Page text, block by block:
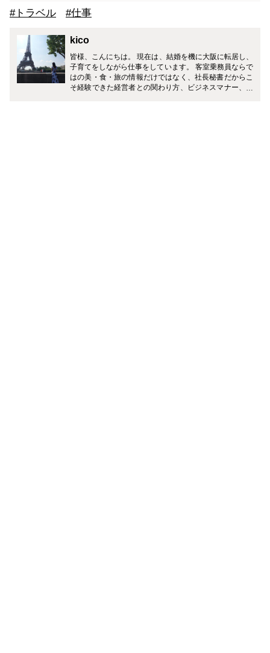
#トラベル #仕事
kico
皆様、こんにちは。 現在は、結婚を機に大阪に転居し、
子育てをしながら仕事をしています。 客室乗務員ならで
はの美・食・旅の情報だけではなく、社長秘書だからこ
そ経験できた経営者との関わり方、ビジネスマナー、ギ